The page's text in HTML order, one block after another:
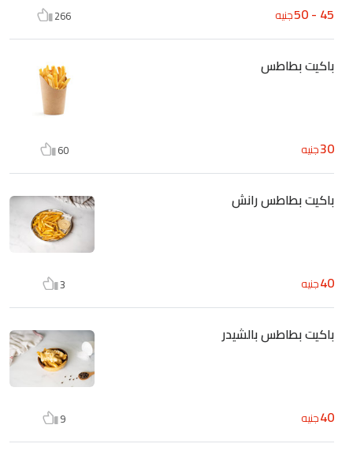
45 - 50 جنيه 266
باكيت بطاطس
30جنيه 60
باكيت بطاطس رانش
40جنيه 3
باكيت بطاطس بالشيدر
40جنيه 9